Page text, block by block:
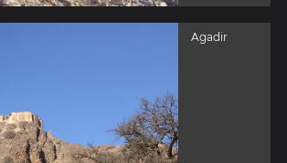
Agadir